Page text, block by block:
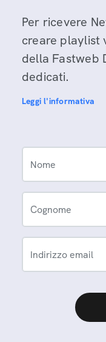
Per ricevere
creare playlist
della Fastweb
dedicati.
Leggi l'informativa
Nome
Cognome
Indirizzo email